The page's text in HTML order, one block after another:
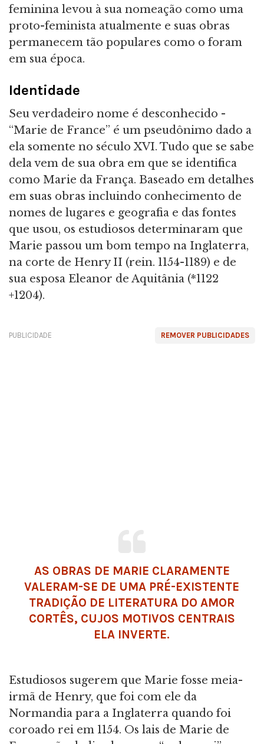
feminina levou à sua nomeação como uma
proto-feminista atualmente e suas obras
permanecem tão populares como o foram
em sua época.
Identidade
Seu verdadeiro nome é desconhecido -
“Marie de France” é um pseudônimo dado a
ela somente no século XVI. Tudo que se sabe
dela vem de sua obra em que se identifica
como Marie da França. Baseado em detalhes
em suas obras incluindo conhecimento de
nomes de lugares e geografia e das fontes
que usou, os estudiosos determinaram que
Marie passou um bom tempo na Inglaterra,
na corte de Henry II (rein. 1154-1189) e de
sua esposa Eleanor de Aquitânia (*1122
+1204).
REMOVER PUBLICIDADES
PUBLICIDADE
AS OBRAS DE MARIE CLARAMENTE
VALERAM-SE DE UMA PRÉ-EXISTENTE
TRADIÇÃO DE LITERATURA DOAMOR
CORTÊS, CUJOS MOTIVOS CENTRAIS
ELA INVERTE.
Estudiosos sugerem que Marie fosse meia-
irmã de Henry, que foi com ele da
Normandia para a Inglaterra quando foi
coroado rei em 1154. Os lais de Marie de